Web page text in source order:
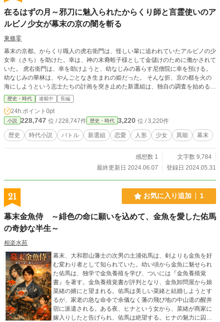
在るはずの月～邪刀に魅入られたからくり師と言霊使いのア
ルビノ少女が幕末の京の闇を斬る
東條零
幕末の京都。からくり職人の虎右衛門は、怪しい輩に追われていたアルビノの少
女幸（さち）を助けた。幸は、神の末裔蛭子様として金儲けのために働かされて
いた。 虎右衛門は、幸を助けようと、幼なじみの暮らす尼僧院に幸を預ける。
幼なじみの華林は、やんごとなき生まれの姫だった。 そんな折、京の都を火の
海にしようという志士たちの計画を突き止めた新選組は、独自の調査を始める。
新選組の副長助勤の尾形俊太郎は虎右衛門と妙に馬が合い、何かと協力する仲だ
った。
歴史・時代 連載中 長編
24h.ポイント 0pt
小説 228,747 位 / 228,747件 歴史・時代 3,220 位 / 3,220件
歴史 時代小説 バトル 新選組 恋愛 人形 少女 異能 幕末
感想数 1
文字数 9,784
最終更新日 2024.06.07
登録日 2024.05.31
21 お気に入り追加 1
幕末金魚侍 ～緋色の命に願いを込めて、金魚を愛した佑馬
の奇妙な半生～
相楽水苑
幕末、大和郡山藩士の次男の土浦佑馬は、剣よりも金魚を好
む変わり者として知られていた。幼い頃から金魚に魅せられ
た佑馬は、独学で金魚養殖を学び、ついには『金魚養殖覚
書』を著す。金魚養殖覚書が評判となり、金魚卸問屋から娘
菜緒の婿にと望まれる。佑馬は美しい菜緒と結婚しようとす
るが、家老の急な命令で余儀なく藩の飛び地の中山道の醒井
宿に派遣される。ある夜、ヒナという女から、菜緒が商家に
嫁入りしたと告げられ、佑馬は絶望する。ヒナの魅力に囚わ